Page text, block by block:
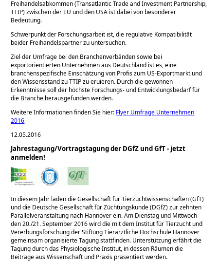
Freihandelsabkommen (Transatlantic Trade and Investment Partnership,
TTIP) zwischen der EU und den USA ist dabei von besonderer
Bedeutung.
Schwerpunkt der Forschungsarbeit ist, die regulative Kompatibilität
beider Freihandelspartner zu untersuchen.
Ziel der Umfrage bei den Branchenverbänden sowie bei
exportorientierten Unternehmen aus Deutschland ist es, eine
branchenspezifische Einschätzung von Profis zum US-Exportmarkt und
den Wissensstand zu TTIP zu eruieren. Durch die gewonnen
Erkenntnisse soll der höchste Forschungs- und Entwicklungsbedarf für
die Branche herausgefunden werden.
Weitere Informationen finden Sie hier: Flyer Umfrage Unternehmen
2016
12.05.2016
Jahrestagung/Vortragstagung der DGfZ und GfT - jetzt
anmelden!
In diesem Jahr laden die Gesellschaft für Tierzuchtwissenschaften (GfT)
und die Deutsche Gesellschaft für Züchtungskunde (DGfZ) zur zehnten
Parallelveranstaltung nach Hannover ein. Am Dienstag und Mittwoch
den 20./21. September 2016 wird die mit dem Institut für Tierzucht und
Vererbungsforschung der Stiftung Tierärztliche Hochschule Hannover
gemeinsam organisierte Tagung stattfinden. Unterstützung erfährt die
Tagung durch das Physiologische Institut, in dessen Räumen die
Beiträge aus Wissenschaft und Praxis präsentiert werden.